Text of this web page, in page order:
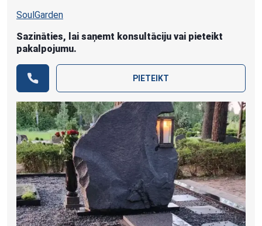
SoulGarden
Sazināties, lai saņemt konsultāciju vai pieteikt
pakalpojumu.
PIETEIKT